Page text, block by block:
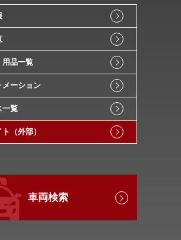
用品一覧
メーション
一覧
（外部）
車両検索